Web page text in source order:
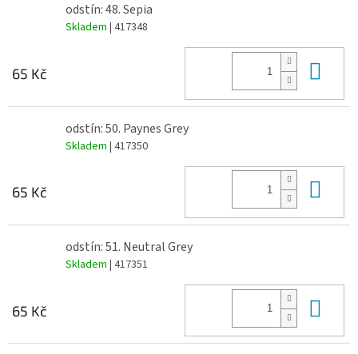
odstín: 48. Sepia
Skladem | 417348
65 Kč
odstín: 50. Paynes Grey
Skladem | 417350
65 Kč
odstín: 51. Neutral Grey
Skladem | 417351
65 Kč